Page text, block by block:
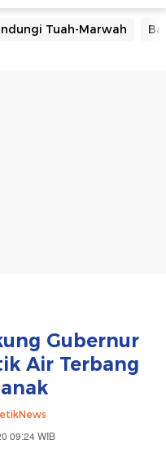
Tuah-Marwah
Gubernur
Air Terbang
09:24 WIB